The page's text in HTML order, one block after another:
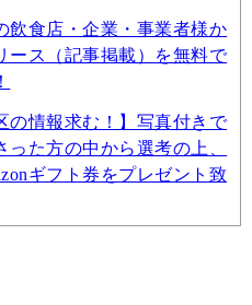
飲食店・企業・事業者様か
ース（記事掲載）を無料で
の情報求む！】写真付きで
った方の中から選考の上、
ギフト券をプレゼント致